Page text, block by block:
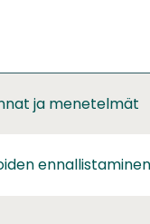
ja menetelmät